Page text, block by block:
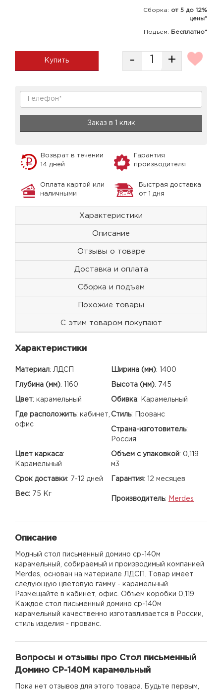
Сборка: от 5 до 12%
цены*
Подъем: Бесплатно*
Купить - +
Заказ в 1 клик
Возврат в течении
14 дней
Гарантия
производителя
Оплата картой или
наличными
Быстрая доставка
от 1 дня
Характеристики
Описание
Отзывы о товаре
Доставка и оплата
Сборка и подъем
Похожие товары
С этим товаром покупают
Характеристики
Материал: ЛДСП Ширина (мм): 1400
Глубина (мм): 1160 Высота (мм): 745
Цвет: карамельный Обивка: Карамельный
Где расположить: кабинет,
офис
Стиль: Прованс
Страна-изготовитель:
Россия
Цвет каркаса:
Карамельный
Объем с упаковкой: 0,119
м3
Срок доставки: 7-12 дней Гарантия: 12 месяцев
Вес: 75 Кг
Производитель: Merdes
Описание
Модный стол письменный домино ср-140м
карамельный, собираемый и производимый компанией
Merdes, основан на материале ЛДСП. Товар имеет
следующую цветовую гамму - карамельный.
Размещайте в кабинет, офис. Объем коробки 0,119.
Каждое стол письменный домино ср-140м
карамельный качественно изготавливается в России,
стиль изделия - прованс.
Вопросы и отзывы про Стол письменный
Домино СР-140М карамельный
Пока нет отзывов для этого товара. Будьте первым,